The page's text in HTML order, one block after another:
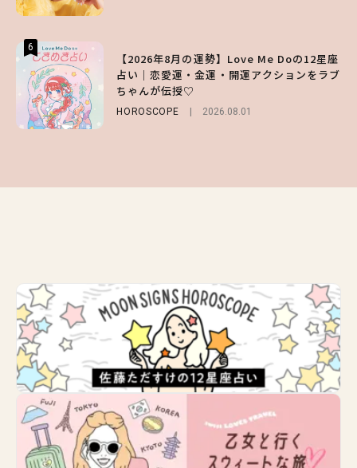
6
【2026年8月の運勢】Love Me Doの12星座
占い｜恋愛運・金運・開運アクションをラブ
ちゃんが伝授♡
HOROSCOPE 2026.08.01
6
【SNIDEL】長濱ねるとロマンティックトラ
ッドな秋はじめ｜2026秋の新作コーデ4選
6
【GU】夏の“主役級”アイテム決定！ヘルシ
ー＆可愛すぎる「大人の肌見せ」トップス3
選
FASHION 2026.07.19